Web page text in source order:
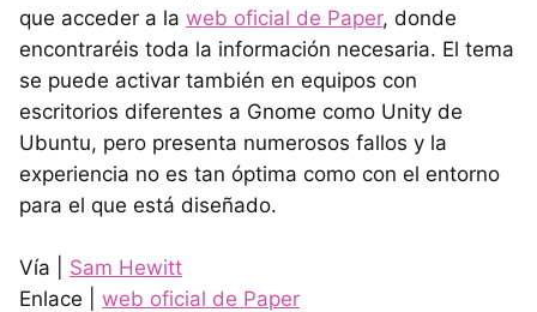
que acceder a la web oficial de Paper, donde
encontraréis toda la información necesaria. El tema
se puede activar también en equipos con
escritorios diferentes a Gnome como Unity de
Ubuntu, pero presenta numerosos fallos y la
experiencia no es tan óptima como con el entorno
para el que está diseñado.
Vía | Sam Hewitt
Enlace | web oficial de Paper